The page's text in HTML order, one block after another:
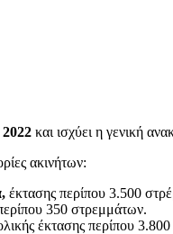
και ισχύει η γενική
ακινήτων:
έκτασης περίπου 3.500
350 στρεμμάτων.
έκτασης περίπου